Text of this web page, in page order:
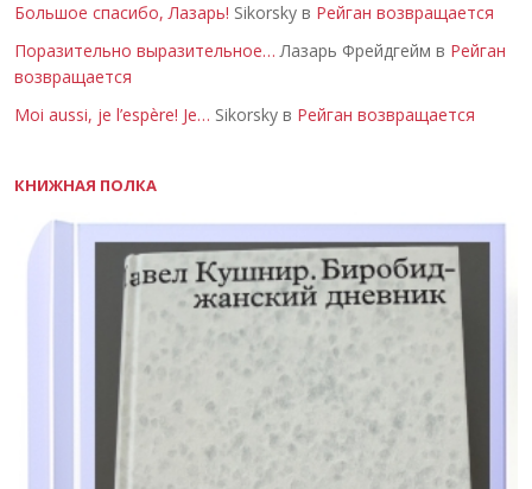
Большое спасибо, Лазарь! Sikorsky в Рейган возвращается
Поразительно выразительное… Лазарь Фрейдгейм в Рейган
возвращается
Moi aussi, je l’espère! Je… Sikorsky в Рейган возвращается
КНИЖНАЯ ПОЛКА